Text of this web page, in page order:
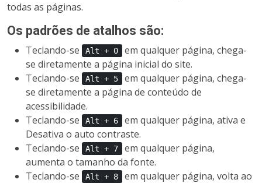
todas as páginas.
Os padrões de atalhos são:
Teclando-se Alt + 0 em qualquer página, chega-
se diretamente a página inicial do site.
Teclando-se
Alt + 5 em qualquer página, chega-
se diretamente a página de conteúdo de
acessibilidade.
Teclando-se
Alt + 6 em qualquer página, ativa e
Desativa o auto contraste.
Teclando-se
Alt + 7 em qualquer página,
aumenta o tamanho da fonte.
Teclando-se
Alt + 8 em qualquer página, volta ao